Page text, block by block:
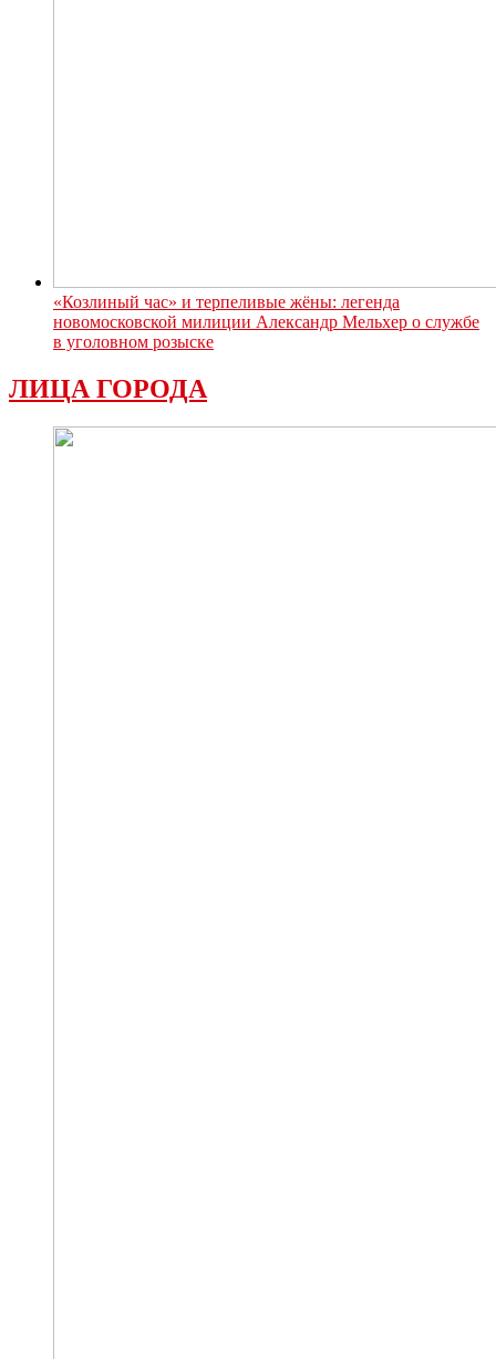
«Козлиный час» и терпеливые жёны: легенда
новомосковской милиции Александр Мельхер о службе
в уголовном розыске
ЛИЦА ГОРОДА